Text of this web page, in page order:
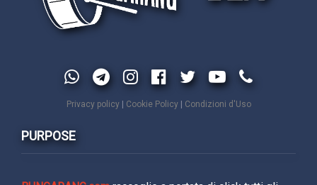
Privacy policy| Cookie Policy| Condizioni d'Uso
PURPOSE